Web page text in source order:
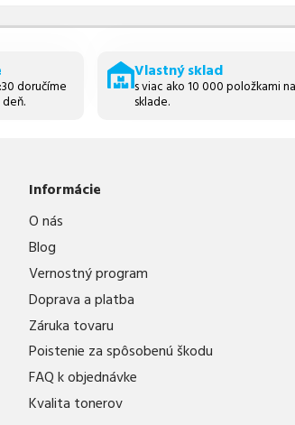
doručíme
Vlastný sklad
s viac ako 10 000 položkami na
sklade.
Informácie
O nás
Blog
Vernostný program
Doprava a platba
Záruka tovaru
Poistenie za spôsobenú škodu
FAQ k objednávke
Kvalita tonerov